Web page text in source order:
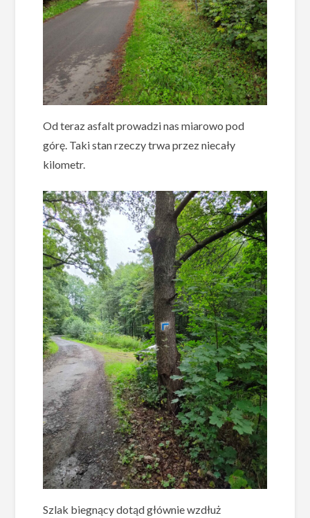
Od teraz asfalt prowadzi nas miarowo pod
górę. Taki stan rzeczy trwa przez niecały
kilometr.
Szlak biegnący dotąd głównie wzdłuż